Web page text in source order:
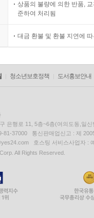
상품의 불량에 의한 반품,
준하여 처리됨
대금 환불 및 환불 지연에
청소년보호정책 도서홍보안내
은행로 11, 5층~6층(여의도동,일신
81-37000 통신판매업신고 : 제
호스팅 서비스사업자 :
All Rights Reserved.